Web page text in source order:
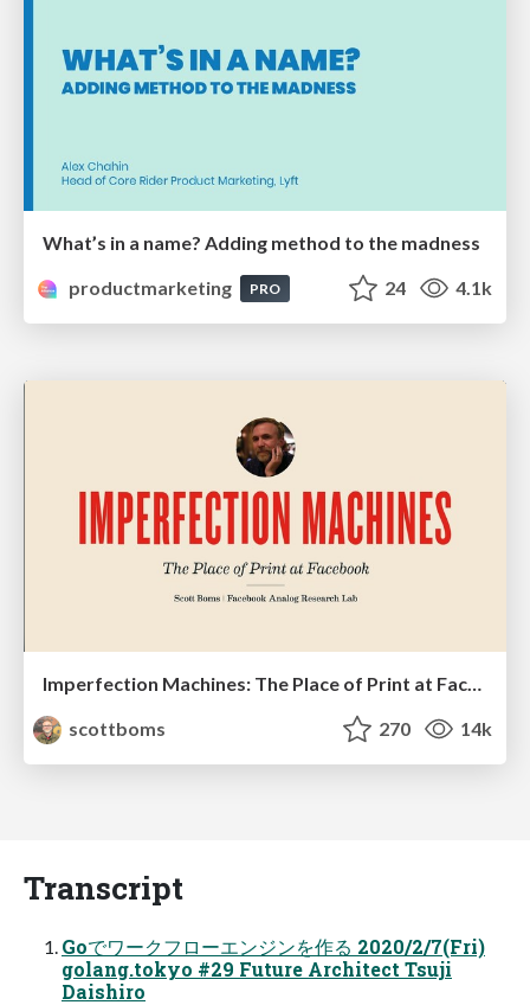
What’s in a name? Adding method to the madness
productmarketing
PRO 24 4.1k
Imperfection Machines: The Place of Print at Facebook
scottboms
270 14k
Transcript
Goでワークフローエンジンを作る 2020/2/7(Fri)
golang.tokyo #29 Future Architect Tsuji
Daishiro